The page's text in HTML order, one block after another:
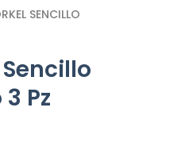
SENCILLO
Pz